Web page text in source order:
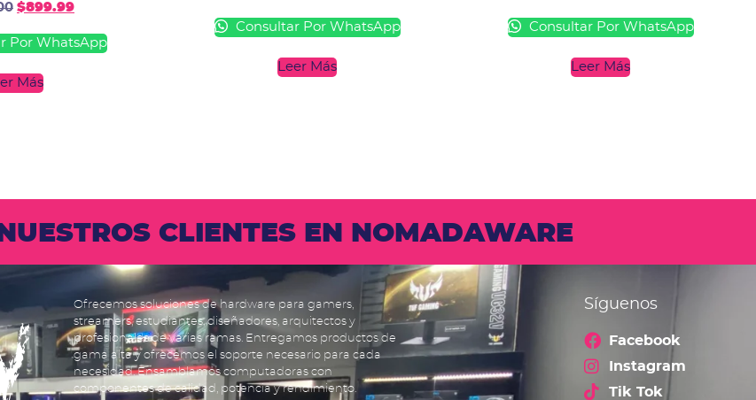
$899.99
Por WhatsApp
Más
Consultar Por WhatsApp
Leer Más
Consultar Por WhatsApp
Leer Más
CLIENTES EN NOMADAWARE
Ofrecemos soluciones de hardware para gamers,
streamers, estudiantes, diseñadores, arquitectos y
profesionales de varias ramas. Entregamos productos de
gama alta y ofrecemos el soporte necesario para cada
necesidad. Ensamblamos computadoras con
componentes de calidad, potencia y rendimiento.
Síguenos
Facebook
Instagram
Tik Tok